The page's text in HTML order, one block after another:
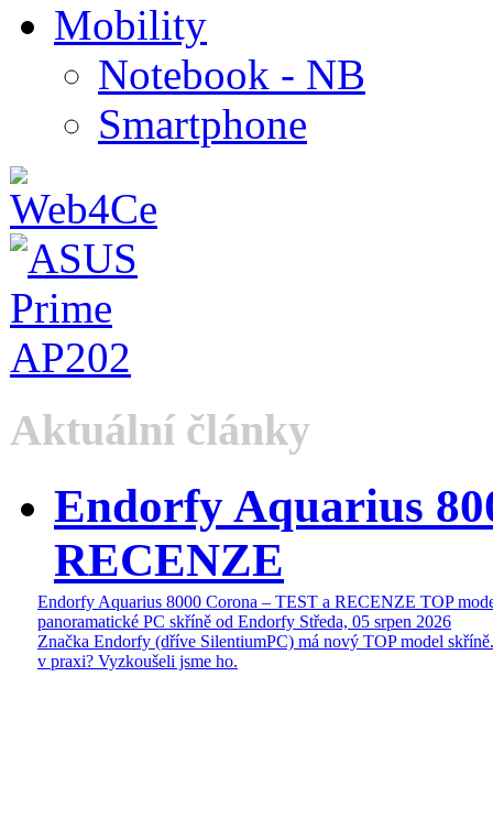
Mobility
Notebook - NB
Smartphone
Aktuální články
Endorfy Aquarius
RECENZE
Endorfy Aquarius 8000 Corona – TEST a RECENZE TOP
panoramatické PC skříně od Endorfy Středa, 05 srpen 2026
Značka Endorfy (dříve SilentiumPC) má nový TOP model
v praxi? Vyzkoušeli jsme ho.